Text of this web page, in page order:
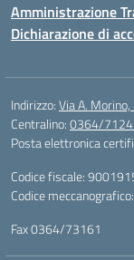
Amministrazione
Dichiarazione di
Indirizzo:Via A.
Centralino:0364/
Posta elettronica
Codice fiscale:
Codice meccanografico:
Fax 0364/73161